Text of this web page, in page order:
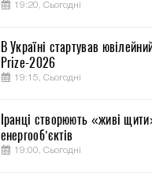
19:20, Сьогодні
В Україні стартував
Prize-2026
19:15, Сьогодні
Іранці створюють «живі
енергооб’єктів
19:00, Сьогодні